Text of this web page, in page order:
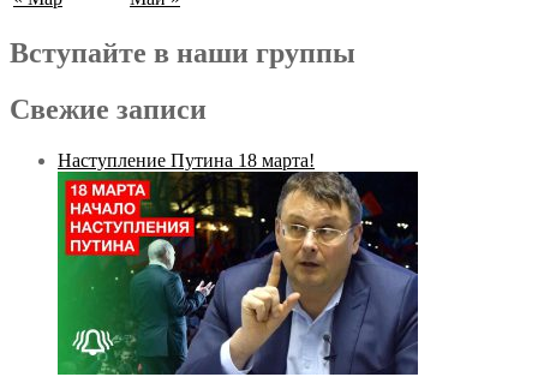
Вступайте в наши группы
Свежие записи
Наступление Путина 18 марта!